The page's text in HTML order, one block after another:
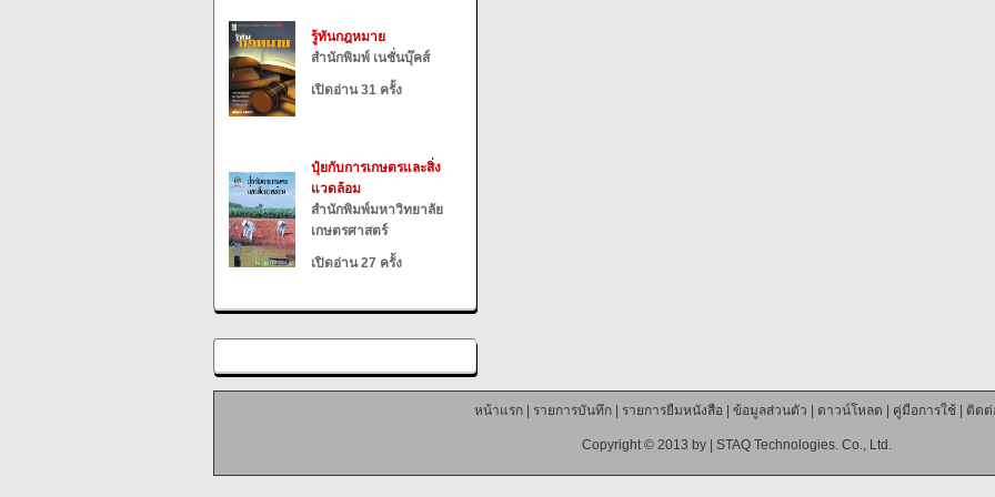
รู้ทันกฎหมาย
สำนักพิมพ์ เนชั่นบุ๊คส์
เปิดอ่าน 31 ครั้ง
ปุ๋ยกับการเกษตรและสิ่ง
แวดล้อม
สำนักพิมพ์มหาวิทยาลัย
เกษตรศาสตร์
เปิดอ่าน 27 ครั้ง
หน้าแรก| รายการบันทึก| รายการยืมหนังสือ ข้อมูลส่วนตัว ดาวน์โหลด คู่มือการใช้| ติดต่
Copyright © 2013 by | STAQ Technologies. Co., Ltd.